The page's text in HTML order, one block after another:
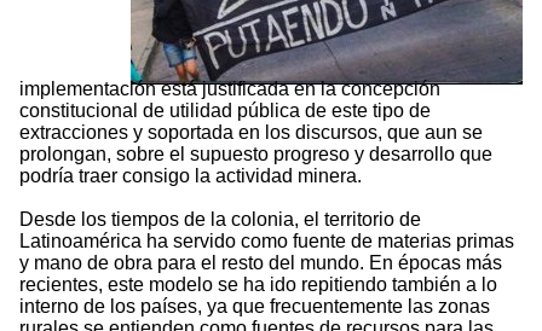
implementación está justificada en la concepción
constitucional de utilidad pública de este tipo de
extracciones y soportada en los discursos, que aun se
prolongan, sobre el supuesto progreso y desarrollo que
podría traer consigo la actividad minera.
Desde los tiempos de la colonia, el territorio de
Latinoamérica ha servido como fuente de materias primas
y mano de obra para el resto del mundo. En épocas más
recientes, este modelo se ha ido repitiendo también a lo
interno de los países, ya que frecuentemente las zonas